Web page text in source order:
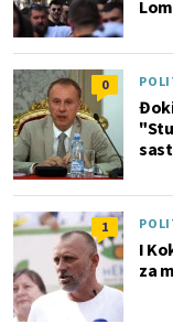
0
1
I
za